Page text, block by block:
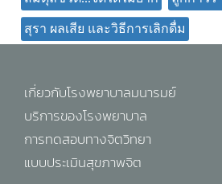
สุรา ผลเสีย และวิธีการเลิกดื่ม
เกี่ยวกับโรงพยาบาลมนารมย์
บริการของโรงพยาบาล
การทดสอบทางจิตวิทยา
แบบประเมินสุขภาพจิต